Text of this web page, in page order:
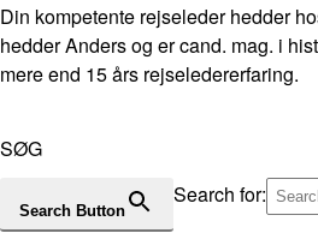
Din kompetente rejseleder hedder
hedder Anders og er cand. mag. i
mere end 15 års rejseledererfaring.
SØG
Search for:
Search Button